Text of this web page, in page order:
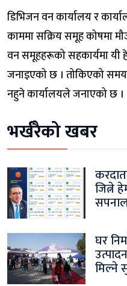
डिभिजन वन कार्यालय र
काममा सक्रिय समूह कोषमा
वन समूहहरूको सहकार्यमा यी
जनाइएको छ । तोकिएको
नहुने कार्यालयले जनाएको छ ।
भर्खरैको खबर
जित्ने
घर
मिल्ने